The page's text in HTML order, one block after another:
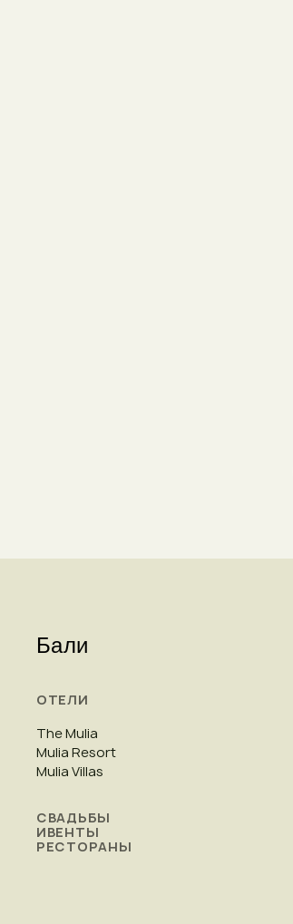
Бали
ОТЕЛИ
The Mulia
Mulia Resort
Mulia Villas
СВАДЬБЫ
ИВЕНТЫ
РЕСТОРАНЫ